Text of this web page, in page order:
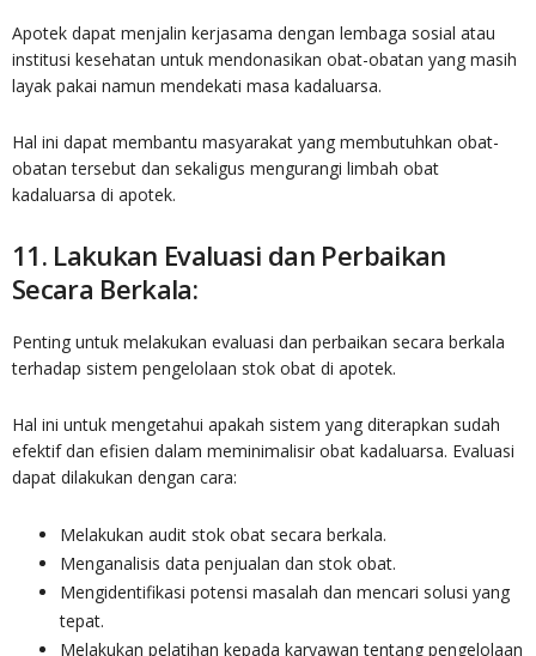
Apotek dapat menjalin kerjasama dengan lembaga sosial atau
institusi kesehatan untuk mendonasikan obat-obatan yang masih
layak pakai namun mendekati masa kadaluarsa.
Hal ini dapat membantu masyarakat yang membutuhkan obat-
obatan tersebut dan sekaligus mengurangi limbah obat
kadaluarsa di apotek.
11. Lakukan Evaluasi dan Perbaikan
Secara Berkala:
Penting untuk melakukan evaluasi dan perbaikan secara berkala
terhadap sistem pengelolaan stok obat di apotek.
Hal ini untuk mengetahui apakah sistem yang diterapkan sudah
efektif dan efisien dalam meminimalisir obat kadaluarsa. Evaluasi
dapat dilakukan dengan cara:
Melakukan audit stok obat secara berkala.
Menganalisis data penjualan dan stok obat.
Mengidentifikasi potensi masalah dan mencari solusi yang
tepat.
Melakukan pelatihan kepada karyawan tentang pengelolaan